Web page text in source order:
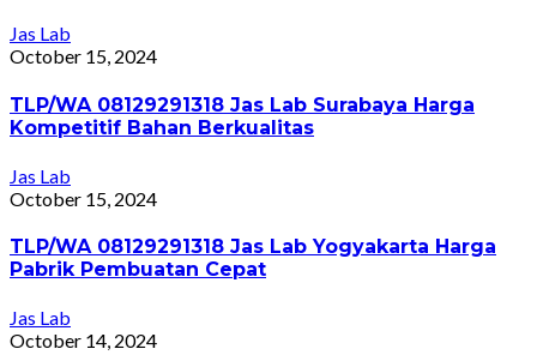
Jas Lab
October 15, 2024
TLP/WA 08129291318 Jas Lab Surabaya Harga
Kompetitif Bahan Berkualitas
Jas Lab
October 15, 2024
TLP/WA 08129291318 Jas Lab Yogyakarta Harga
Pabrik Pembuatan Cepat
Jas Lab
October 14, 2024